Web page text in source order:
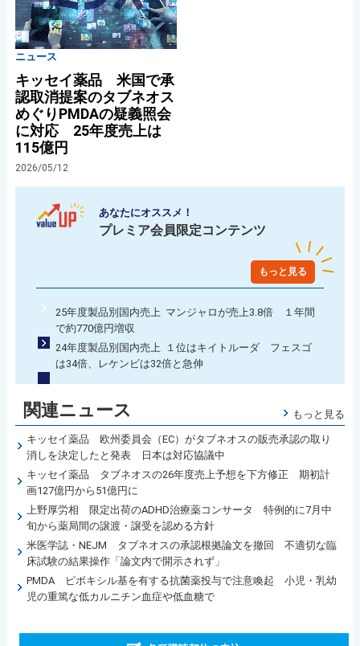
ニュース
キッセイ薬品 米国で承
認取消提案のタブネオス
めぐりPMDAの疑義照会
に対応 25年度売上は
115億円
2026/05/12
あなたにオススメ！
プレミア会員限定コンテンツ
もっと見る
25年度製品別国内売上 マンジャロが売上3.8倍 １年間
で約770億円増収
24年度製品別国内売上 １位はキイトルーダ フェスゴ
は34倍、レケンビは32倍と急伸
関連ニュース もっと見る
キッセイ薬品 欧州委員会（EC）がタブネオスの販売承認の取り
消しを決定したと発表 日本は対応協議中
キッセイ薬品 タブネオスの26年度売上予想を下方修正 期初計
画127億円から51億円に
上野厚労相 限定出荷のADHD治療薬コンサータ 特例的に7月中
旬から薬局間の譲渡・譲受を認める方針
米医学誌・NEJM タブネオスの承認根拠論文を撤回 不適切な臨
床試験の結果操作「論文内で開示されず」
PMDA ピボキシル基を有する抗菌薬投与で注意喚起 小児・乳幼
児の重篤な低カルニチン血症や低血糖で